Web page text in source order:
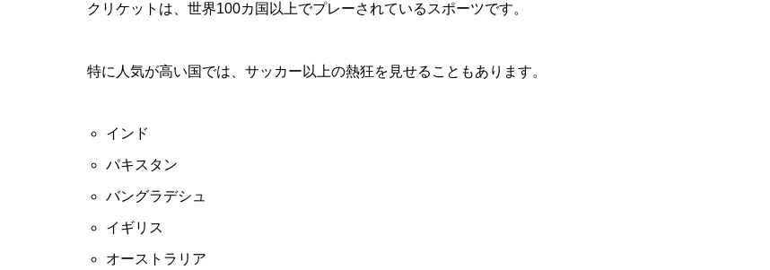
クリケットは、世界100カ国以上でプレーされているスポーツです。
特に人気が高い国では、サッカー以上の熱狂を見せることもあります。
インド
パキスタン
バングラデシュ
イギリス
オーストラリア